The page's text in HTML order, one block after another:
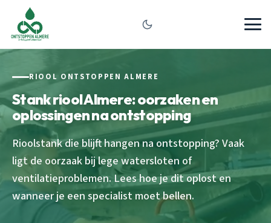
RIOOL ONTSTOPPEN ALMERE
Stank riool Almere: oorzaken en
oplossingen na ontstopping
Rioolstank die blijft hangen na ontstopping? Vaak
ligt de oorzaak bij lege watersloten of
ventilatieproblemen. Lees hoe je dit oplost en
wanneer je een specialist moet bellen.